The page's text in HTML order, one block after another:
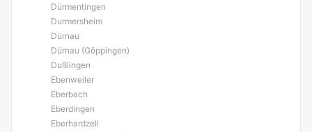
Dürmentingen
Durmersheim
Dürnau
Dürnau (Göppingen)
Dußlingen
Ebenweiler
Eberbach
Eberdingen
Eberhardzell